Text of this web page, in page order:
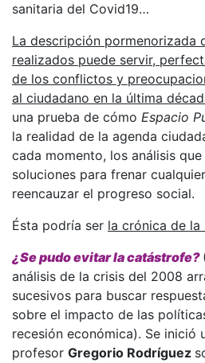
sanitaria del Covid19…
La descripción pormenorizada
realizados puede servir,
de los conflictos y
al ciudadano en la última
una prueba de cómo Espacio
la realidad de la agenda
cada momento, los análisis
soluciones para frenar
reencauzar el progreso social.
Ésta podría ser la crónica de la
¿Se pudo evitar la catástrofe?
análisis de la crisis del 2008
sucesivos para buscar
sobre el impacto de las
recesión económica). Se inició
profesor Gregorio Rodríguez